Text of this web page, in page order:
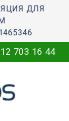
ДЛЯ
703 16 44